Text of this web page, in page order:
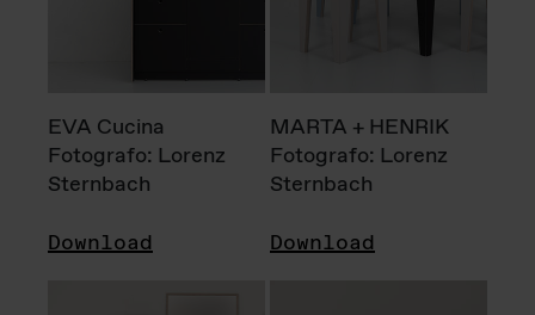
EVA Cucina
Fotografo: Lorenz
Sternbach
Download
MARTA + HENRIK
Fotografo: Lorenz
Sternbach
Download